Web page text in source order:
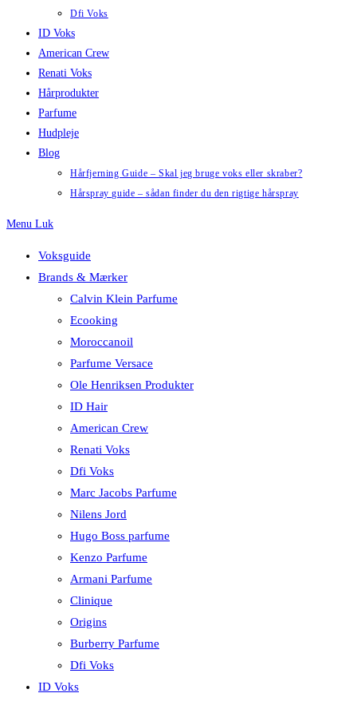
Dfi Voks
ID Voks
American Crew
Renati Voks
Hårprodukter
Parfume
Hudpleje
Blog
Hårfjerning Guide – Skal jeg bruge voks eller skraber?
Hårspray guide – sådan finder du den rigtige hårspray
Menu Luk
Voksguide
Brands & Mærker
Calvin Klein Parfume
Ecooking
Moroccanoil
Parfume Versace
Ole Henriksen Produkter
ID Hair
American Crew
Renati Voks
Dfi Voks
Marc Jacobs Parfume
Nilens Jord
Hugo Boss parfume
Kenzo Parfume
Armani Parfume
Clinique
Origins
Burberry Parfume
Dfi Voks
ID Voks